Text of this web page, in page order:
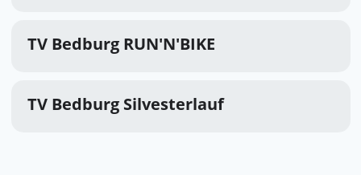
TV Bedburg RUN'N'BIKE
TV Bedburg Silvesterlauf